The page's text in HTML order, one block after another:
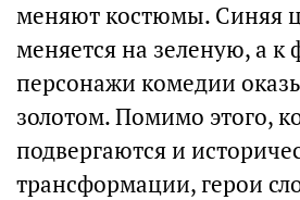
меняют костюмы. Синяя
меняется на зеленую, а к
персонажи комедии
золотом. Помимо этого,
подвергаются и
трансформации, герои